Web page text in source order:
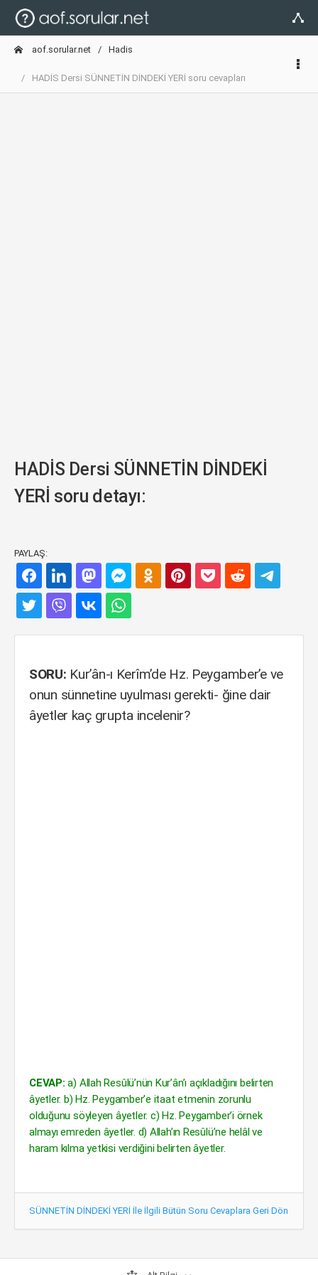
aof.sorular.net Hadis
HADİS Dersi SÜNNETİN DİNDEKİ YERİ soru cevapları
HADİS Dersi SÜNNETİN DİNDEKİ
YERİ soru detayı:
PAYLAŞ:
SORU: Kur’ân-ı Kerîm’de Hz. Peygamber’e ve
onun sünnetine uyulması gerekti- ğine dair
âyetler kaç grupta incelenir?
CEVAP: a) Allah Resûlü’nün Kur’ân’ı açıkladığını belirten
âyetler. b) Hz. Peygamber’e itaat etmenin zorunlu
olduğunu söyleyen âyetler. c) Hz. Peygamber’i örnek
almayı emreden âyetler. d) Allah’ın Resûlü’ne helâl ve
haram kılma yetkisi verdiğini belirten âyetler.
SÜNNETİN DİNDEKİ YERİ İle İlgili Bütün Soru Cevaplara Geri Dön